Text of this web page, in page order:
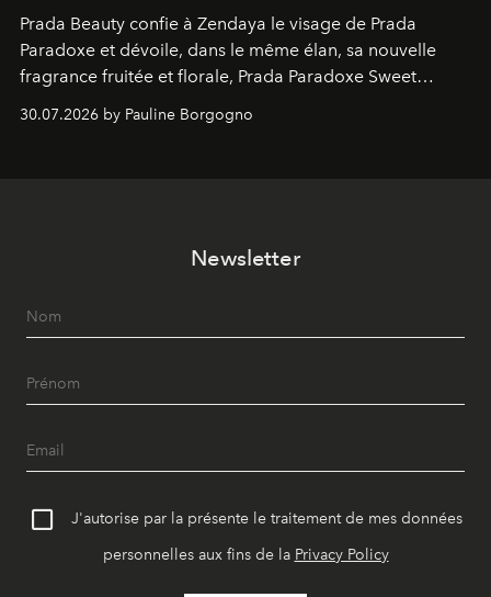
Prada Beauty confie à Zendaya le visage de Prada
Paradoxe et dévoile, dans le même élan, sa nouvelle
fragrance fruitée et florale, Prada Paradoxe Sweet
Chemistry Eau de Parfum.
30.07.2026 by Pauline Borgogno
Newsletter
J'autorise par la présente le traitement de mes données
personnelles aux fins de la Privacy Policy